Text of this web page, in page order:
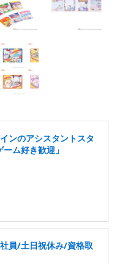
ンのアシスタントスタ
ム好き歓迎」
員/土日祝休み/資格取